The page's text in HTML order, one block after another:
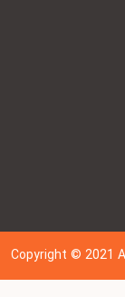
Copyright © 202 1